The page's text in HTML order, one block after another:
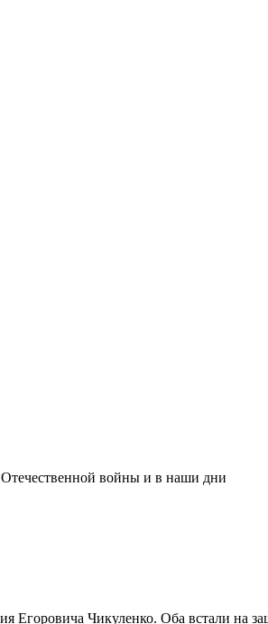
войны и в наши дни
Егоровича Чикуленко. Оба встали на